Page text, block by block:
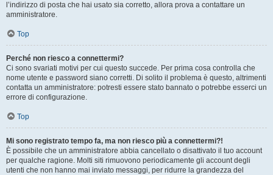
l’indirizzo di posta che hai usato sia corretto, allora prova a contattare un
amministratore.
Top
Perché non riesco a connettermi?
Ci sono svariati motivi per cui questo succede. Per prima cosa controlla che
nome utente e password siano corretti. Di solito il problema è questo, altrimenti
contatta un amministratore: potresti essere stato bannato o potrebbe esserci un
errore di configurazione.
Top
Mi sono registrato tempo fa, ma non riesco più a connettermi?!
È possibile che un amministratore abbia cancellato o disattivato il tuo account
per qualche ragione. Molti siti rimuovono periodicamente gli account degli
utenti che non hanno mai inviato messaggi, per ridurre la grandezza del